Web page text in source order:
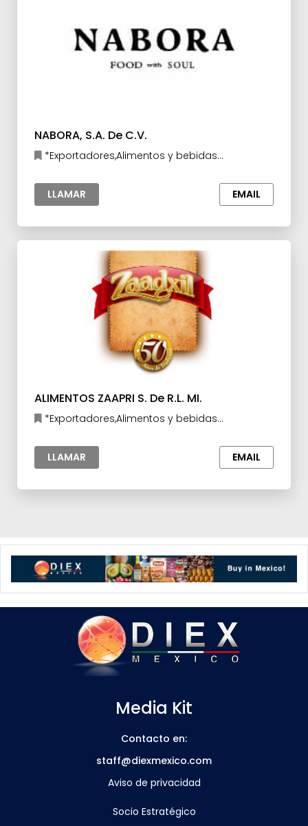
NABORA, S.A. De C.V.
*Exportadores,Alimentos y bebidas
LLAMAR
EMAIL
ALIMENTOS ZAAPRI S. De R.L. MI.
*Exportadores,Alimentos y bebidas
LLAMAR
EMAIL
Media Kit
Contacto en:
staff@diexmexico.com
Aviso de privacidad
Socio Estratégico